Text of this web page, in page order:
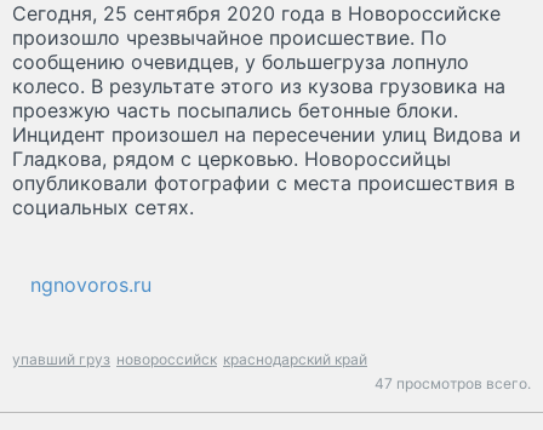
Сегодня, 25 сентября 2020 года в Новороссийске
произошло чрезвычайное происшествие. По
сообщению очевидцев, у большегруза лопнуло
колесо. В результате этого из кузова грузовика на
проезжую часть посыпались бетонные блоки.
Инцидент произошел на пересечении улиц Видова и
Гладкова, рядом с церковью. Новороссийцы
опубликовали фотографии с места происшествия в
социальных сетях.
ngnovoros.ru
упавший груз новороссийск краснодарский край
47 просмотров всего.